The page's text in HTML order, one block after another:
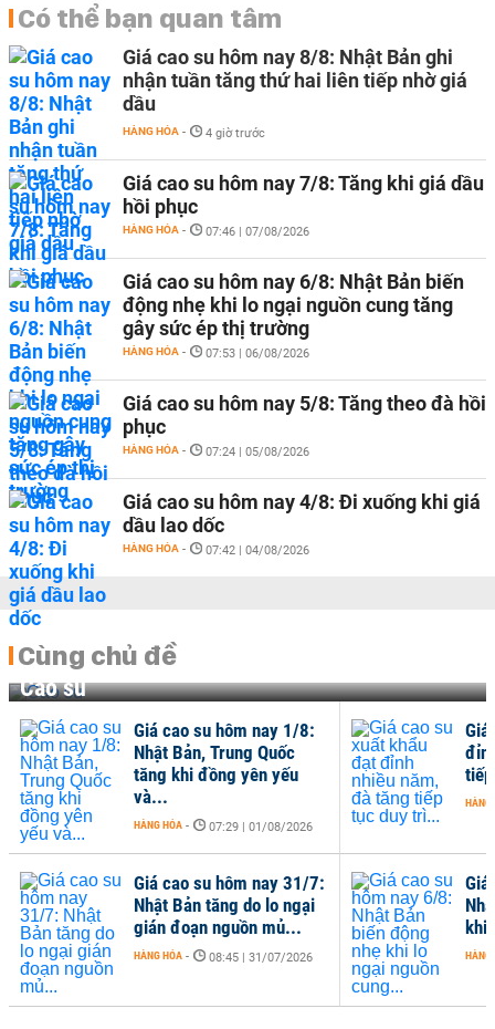
Có thể bạn quan tâm
Giá cao su hôm nay 8/8: Nhật Bản ghi
nhận tuần tăng thứ hai liên tiếp nhờ giá
dầu
HÀNG HÓA - 4 giờ trước
Giá cao su hôm nay 7/8: Tăng khi giá dầu
hồi phục
HÀNG HÓA - 07:46 | 07/08/2026
Giá cao su hôm nay 6/8: Nhật Bản biến
động nhẹ khi lo ngại nguồn cung tăng
gây sức ép thị trường
HÀNG HÓA - 07:53 | 06/08/2026
Giá cao su hôm nay 5/8: Tăng theo đà hồi
phục
HÀNG HÓA - 07:24 | 05/08/2026
Giá cao su hôm nay 4/8: Đi xuống khi giá
dầu lao dốc
HÀNG HÓA - 07:42 | 04/08/2026
Cùng chủ đề
Cao su
khi
HÀNG
Giá cao su hôm nay 1/8:
Nhật Bản, Trung Quốc
tăng khi đồng yên yếu
và...
HÀNG HÓA - 07:29 | 01/08/2026
Giá cao su hôm nay 31/7:
Nhật Bản tăng do lo ngại
gián đoạn nguồn mủ...
HÀNG HÓA - 08:45 | 31/07/2026
Giá
HÀNG